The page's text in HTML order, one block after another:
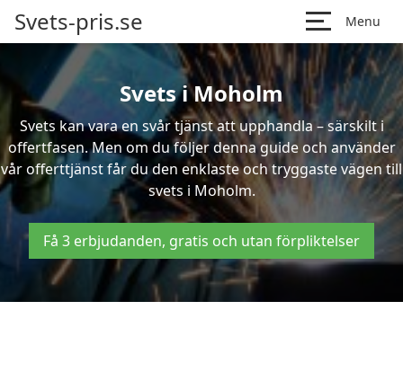
Svets-pris.se Menu
Svets i Moholm
Svets kan vara en svår tjänst att upphandla – särskilt i
offertfasen. Men om du följer denna guide och använder
vår offerttjänst får du den enklaste och tryggaste vägen till
svets i Moholm.
Få 3 erbjudanden, gratis och utan förpliktelser